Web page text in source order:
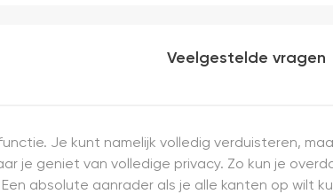
Veelgestelde vragen
Je kunt namelijk volledig verduisteren,
je geniet van volledige privacy. Zo kun je
absolute aanrader als je alle kanten op wilt